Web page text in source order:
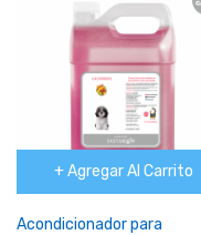
+ Agregar Al Carrito
Acondicionador para